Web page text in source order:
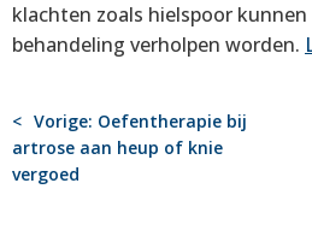
klachten zoals hielspoor
behandeling verholpen worden.
BERICHT
NAVIGATIE
Vorige: Oefentherapie bij
artrose aan heup of knie
vergoed